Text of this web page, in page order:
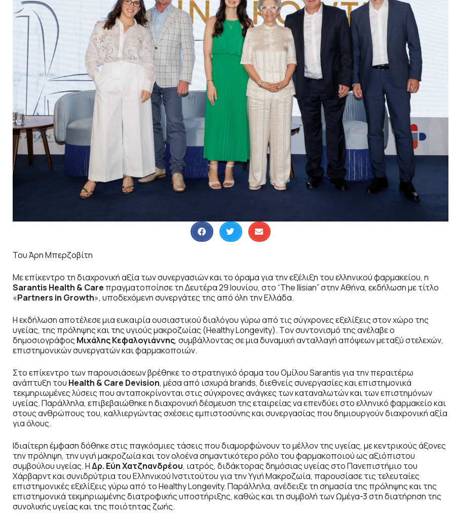
Του Άρη Μπερζοβίτη
Με επίκεντρο τη διαχρονική αξία των συνεργασιών και το όραμα για την εξέλιξη του ελληνικού φαρμακείου, η
Sarantis Health & Care πραγματοποίησε τη Δευτέρα 29 Ιουνίου, στο “The Ilisian” στην Αθήνα, εκδήλωση με τίτλο
«Partners in Growth», υποδεχόμενη συνεργάτες της από όλη την Ελλάδα.
Η εκδήλωση αποτέλεσε μια ευκαιρία ουσιαστικού διαλόγου γύρω από τις σύγχρονες εξελίξεις στον χώρο της
υγείας, της πρόληψης και της υγιούς μακροζωίας (Healthy Longevity). Tον συντονισμό της ανέλαβε ο
δημοσιογράφος Μιχάλης Κεφαλογιάννης, συμβάλλοντας σε μια δυναμική ανταλλαγή απόψεων μεταξύ στελεχών,
επιστημονικών συνεργατών και φαρμακοποιών.
Στο επίκεντρο των παρουσιάσεων βρέθηκε το στρατηγικό όραμα του Ομίλου Sarantis για την περαιτέρω
ανάπτυξη του Health &Care Devision, μέσα από ισχυρά brands, διεθνείς συνεργασίες και επιστημονικά
τεκμηριωμένες λύσεις που ανταποκρίνονται στις σύγχρονες ανάγκες των καταναλωτών και των επιστημόνων
υγείας. Παράλληλα, επιβεβαιώθηκε η διαχρονική δέσμευση της εταιρείας να επενδύει στο ελληνικό φαρμακείο και
στους ανθρώπους του, καλλιεργώντας σχέσεις εμπιστοσύνης και συνεργασίας που δημιουργούν διαχρονική αξία
για όλους.
Ιδιαίτερη έμφαση δόθηκε στις παγκόσμιες τάσεις που διαμορφώνουν το μέλλον της υγείας, με κεντρικούς άξονες
την πρόληψη, την υγιή μακροζωία και τον ολοένα σημαντικότερο ρόλο του φαρμακοποιού ως αξιόπιστου
συμβούλου υγείας. ΗΔρ. Εύη Χατζηανδρέου, ιατρός, διδάκτορας δημόσιας υγείας στο Πανεπιστήμιο του
Χάρβαρντ και συνιδρύτρια του Ελληνικού Ινστιτούτου για την Υγιή Μακροζωία, παρουσίασε τις τελευταίες
επιστημονικές εξελίξεις γύρω από το Healthy Longevity. Παράλληλα, ανέδειξε τη σημασία της πρόληψης και της
επιστημονικά τεκμηριωμένης διατροφικής υποστήριξης, καθώς και τη συμβολή των Ωμέγα-3 στη διατήρηση της
συνολικής υγείας και της ποιότητας ζωής.